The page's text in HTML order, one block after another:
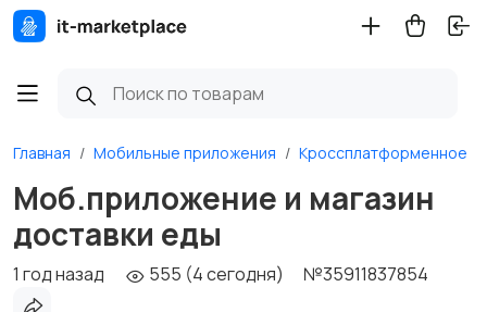
Главная Мобильные приложения Кроссплатформенное
Моб.приложение и магазин
доставки еды
1 год назад 555 (4 сегодня) №35911837854